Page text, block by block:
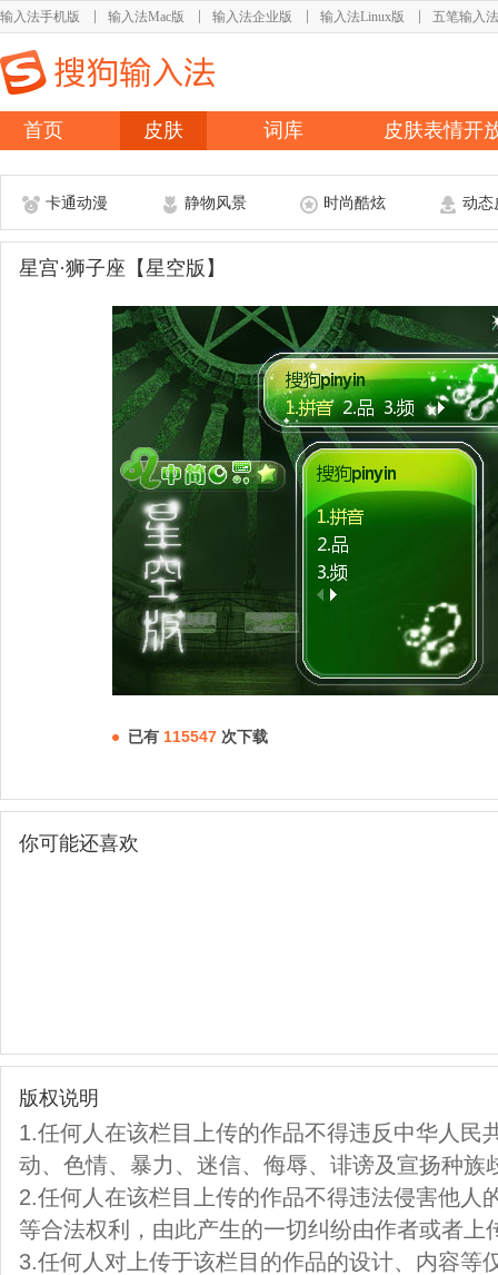
输入法手机版 输入法Mac版 输入法企业版 输入法Linux版 五笔输入法
首页 皮肤 词库 皮肤表情开
卡通动漫 静物风景 时尚酷炫 动态
星宫·狮子座【星空版】
已有 115547 次下载
你可能还喜欢
版权说明
1.任何人在该栏目上传的作品不得违反中华人民
动、色情、暴力、迷信、侮辱、诽谤及宣扬种族
2.任何人在该栏目上传的作品不得违法侵害他人
等合法权利，由此产生的一切纠纷由作者或者上
3.任何人对上传于该栏目的作品的设计、内容等